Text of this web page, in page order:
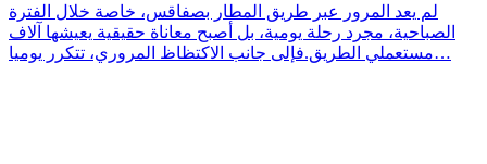
لم يعد المرور عبر طريق المطار بصفاقس، خاصة خلال الفترة
الصباحية، مجرد رحلة يومية، بل أصبح معاناة حقيقية يعيشها آلاف
مستعملي الطريق.فإلى جانب الاكتظاظ المروري، تتكرر يوميا…